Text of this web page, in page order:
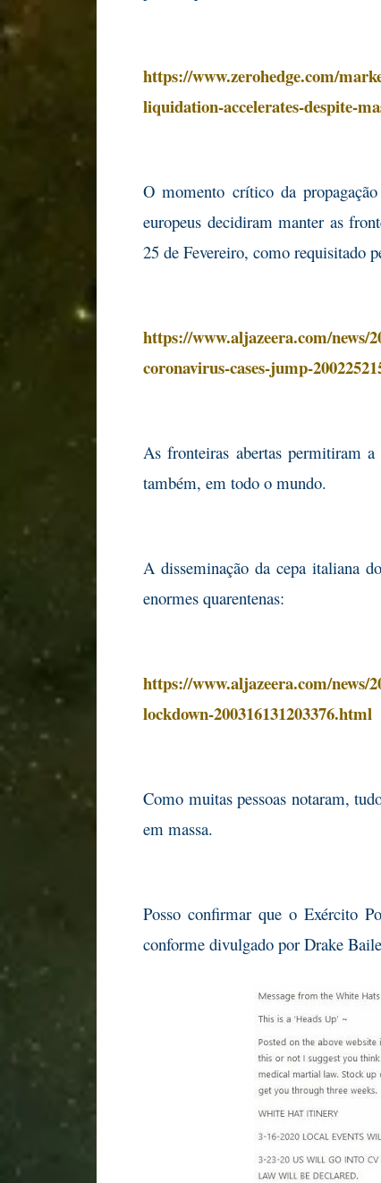
https://www.zerohedge.com/
liquidation-accelerates-despite-
O momento crítico da
europeus decidiram manter as
25 de Fevereiro, como requisitado
https://www.aljazeera.com/news/
coronavirus-cases-jump-
As fronteiras abertas permitiram
também, em todo o mundo.
A disseminação da cepa italiana
enormes quarentenas:
https://www.aljazeera.com/news/
lockdown-200316131203376.html
Como muitas pessoas notaram,
em massa.
Posso confirmar que o Exército
conforme divulgado por Drake